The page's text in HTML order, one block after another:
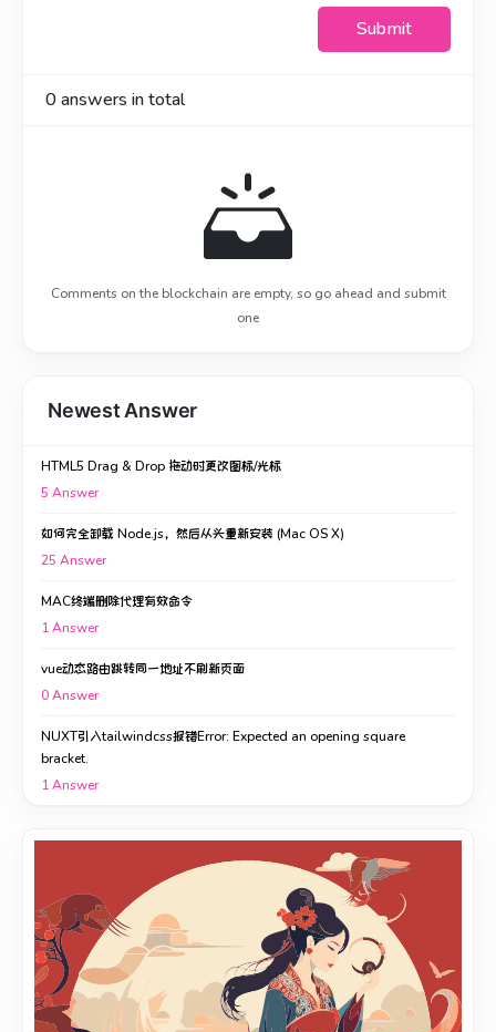
Submit
0answers in total
Comments on the blockchain are empty, so go ahead and submit
one
Newest Answer
HTML5 Drag & Drop 拖动时更改图标/光标
5 Answer
如何完全卸载 Node.js，然后从头重新安装 (Mac OS X)
25 Answer
MAC终端删除代理有效命令
1Answer
vue动态路由跳转同一地址不刷新页面
0Answer
NUXT引入tailwindcss报错Error: Expected an opening square
bracket.
1Answer